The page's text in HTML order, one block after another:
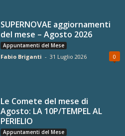
SUPERNOVAE aggiornamenti
del mese – Agosto 2026
Appuntamenti del Mese
Fabio Briganti - 31 Luglio 2026 0
Le Comete del mese di
Agosto: LA 10P/TEMPEL AL
PERIELIO
Appuntamenti del Mese